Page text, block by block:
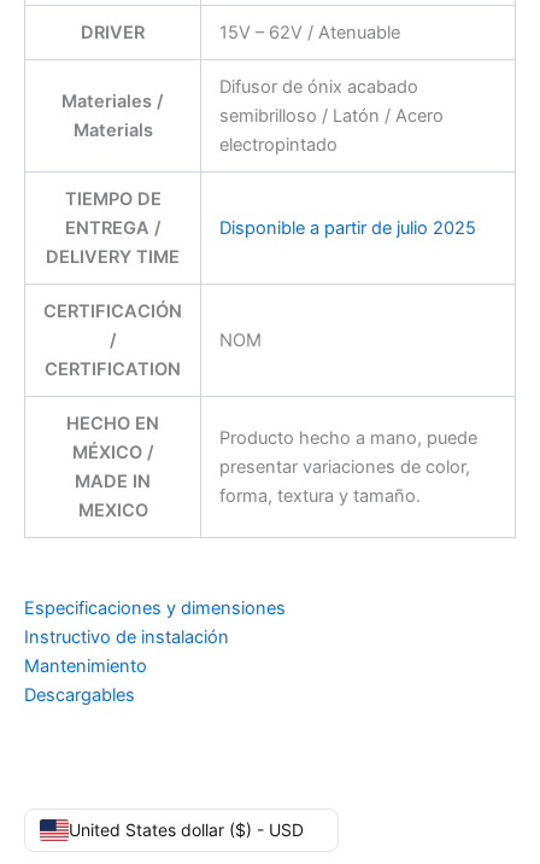
DRIVER 15V – 62V / Atenuable
Materiales /
Materials
Difusor de ónix acabado
semibrilloso / Latón / Acero
electropintado
TIEMPO DE
ENTREGA /
DELIVERY TIME
Disponible a partir de julio 2025
CERTIFICACIÓN
/
CERTIFICATION
NOM
HECHO EN
MÉXICO /
MADE IN
MEXICO
Producto hecho a mano, puede
presentar variaciones de color,
forma, textura y tamaño.
Especificaciones y dimensiones
Instructivo de instalación
Mantenimiento
Descargables
United States dollar ($) - USD